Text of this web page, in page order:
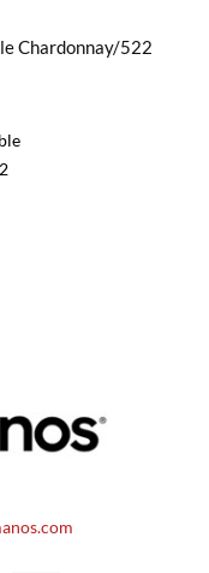
Chardonnay/522